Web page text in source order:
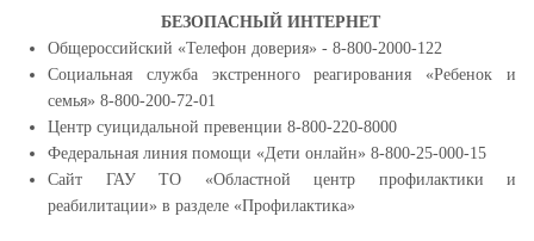
БЕЗОПАСНЫЙ ИНТЕРНЕТ
Общероссийский «Телефон доверия» - 8-800-2000-122
Социальная служба экстренного реагирования «Ребенок и
семья» 8-800-200-72-01
Центр суицидальной превенции 8-800-220-8000
Федеральная линия помощи «Дети онлайн» 8-800-25-000-15
Сайт ГАУ ТО «Областной центр профилактики и
реабилитации» в разделе «Профилактика»